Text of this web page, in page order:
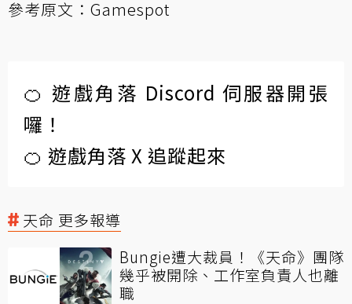
參考原文： Gamespot
🍊 遊戲角落 Discord 伺服器開張
囉！
🍊 遊戲角落 X 追蹤起來
天命 更多報導
Bungie遭大裁員！《天命》團隊
幾乎被開除、工作室負責人也離
職